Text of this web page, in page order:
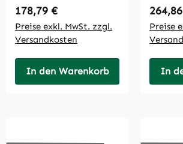
Regulärer Preis:
178,79 €
Preise exkl. MwSt. zzgl.
Versandkosten
In den Warenkorb
Preise
In